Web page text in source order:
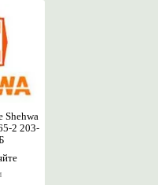
Shehwa
2 203-